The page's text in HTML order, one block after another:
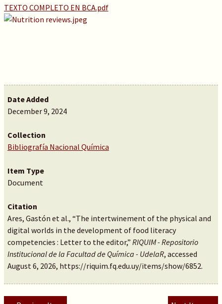
TEXTO COMPLETO EN BCA.pdf
Date Added
December 9, 2024
Collection
Bibliografía Nacional Química
Item Type
Document
Citation
Ares, Gastón et al., “The intertwinement of the physical and
digital worlds in the development of food literacy
competencies : Letter to the editor,” RIQUIM - Repositorio
Institucional de la Facultad de Química - UdelaR, accessed
August 6, 2026, https://riquim.fq.edu.uy/items/show/6852.